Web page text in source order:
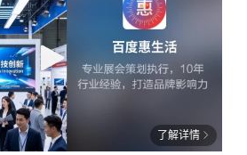
了解详情